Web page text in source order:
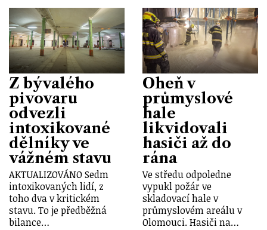
Z bývalého
pivovaru
odvezli
intoxikované
dělníky ve
vážném stavu
AKTUALIZOVÁNO Sedm
intoxikovaných lidí, z
toho dva v kritickém
stavu. To je předběžná
bilance…
Oheň v
průmyslové
hale
likvidovali
hasiči až do
rána
Ve středu odpoledne
vypukl požár ve
skladovací hale v
průmyslovém areálu v
Olomouci. Hasiči na…